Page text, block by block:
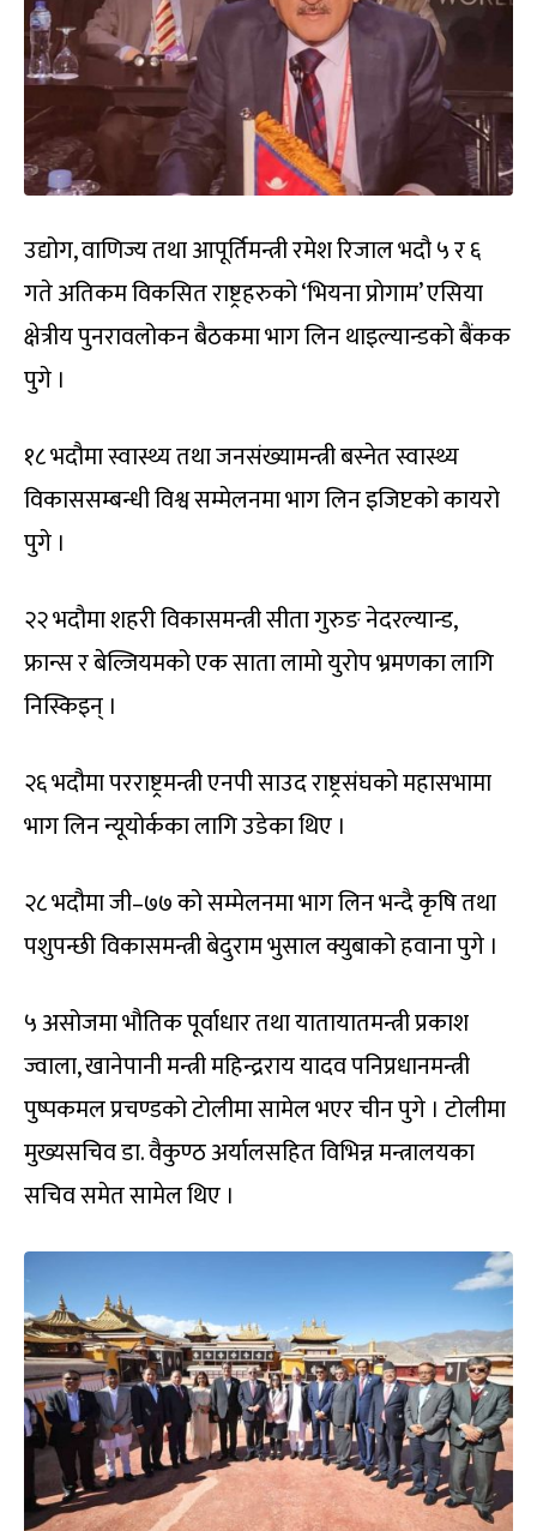
उद्योग, वाणिज्य तथा आपूर्तिमन्त्री रमेश रिजाल भदौ ५ र ६
गते अतिकम विकसित राष्ट्रहरुको ‘भियना प्रोगाम’ एसिया
क्षेत्रीय पुनरावलोकन बैठकमा भाग लिन थाइल्यान्डको बैंकक
पुगे ।
१८ भदौमा स्वास्थ्य तथा जनसंख्यामन्त्री बस्नेत स्वास्थ्य
विकाससम्बन्धी विश्व सम्मेलनमा भाग लिन इजिप्टको कायरो
पुगे ।
२२ भदौमा शहरी विकासमन्त्री सीता गुरुङ नेदरल्यान्ड,
फ्रान्स र बेल्जियमको एक साता लामो युरोप भ्रमणका लागि
निस्किइन् ।
२६ भदौमा परराष्ट्रमन्त्री एनपी साउद राष्ट्रसंघको महासभामा
भाग लिन न्यूयोर्कका लागि उडेका थिए ।
२८ भदौमा जी–७७ को सम्मेलनमा भाग लिन भन्दै कृषि तथा
पशुपन्छी विकासमन्त्री बेदुराम भुसाल क्युबाको हवाना पुगे ।
५ असोजमा भौतिक पूर्वाधार तथा यातायातमन्त्री प्रकाश
ज्वाला, खानेपानी मन्त्री महिन्द्रराय यादव पनिप्रधानमन्त्री
पुष्पकमल प्रचण्डको टोलीमा सामेल भएर चीन पुगे । टोलीमा
मुख्यसचिव डा. वैकुण्ठ अर्यालसहित विभिन्न मन्त्रालयका
सचिव समेत सामेल थिए ।